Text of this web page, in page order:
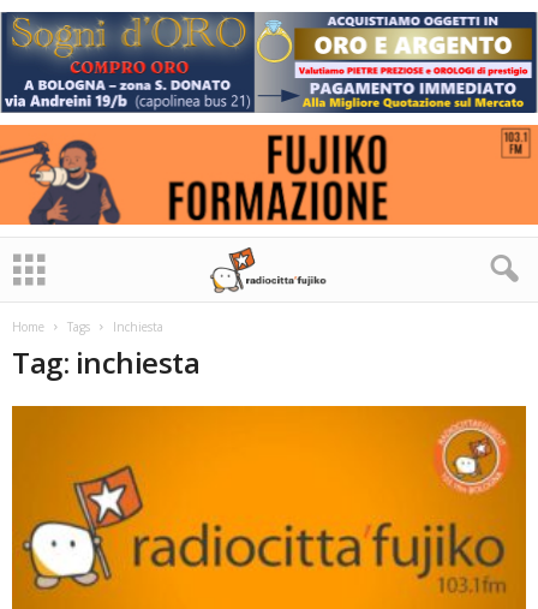
Home Tags Inchiesta
Tag: inchiesta